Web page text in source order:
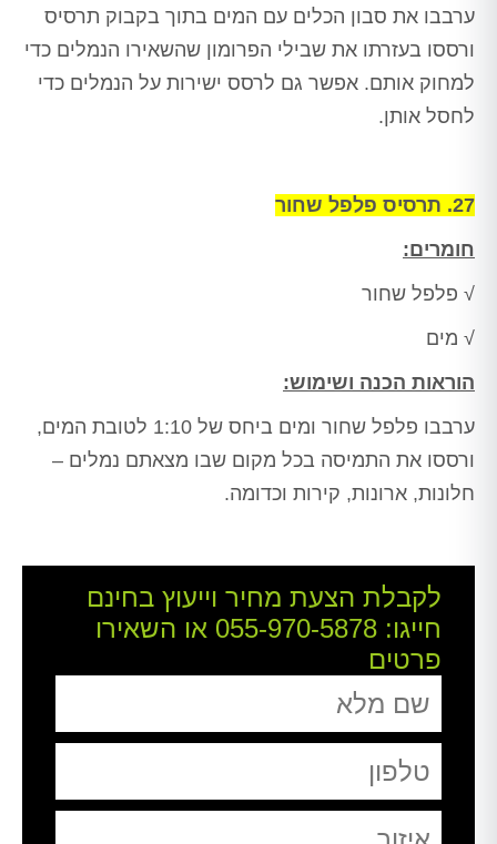
ערבבו את סבון הכלים עם המים בתוך בקבוק תרסיס
ורססו בעזרתו את שבילי הפרומון שהשאירו הנמלים כדי
למחוק אותם. אפשר גם לרסס ישירות על הנמלים כדי
לחסל אותן.
27. תרסיס פלפל שחור
חומרים:
√ פלפל שחור
√ מים
הוראות הכנה ושימוש:
ערבבו פלפל שחור ומים ביחס של 1:10 לטובת המים,
ורססו את התמיסה בכל מקום שבו מצאתם נמלים –
חלונות, ארונות, קירות וכדומה.
לקבלת הצעת מחיר וייעוץ בחינם
חייגו: 055-970-5878 או השאירו
פרטים